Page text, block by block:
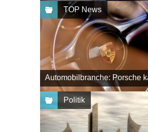
TOP News
Automobilbranche: Porsche
Politik